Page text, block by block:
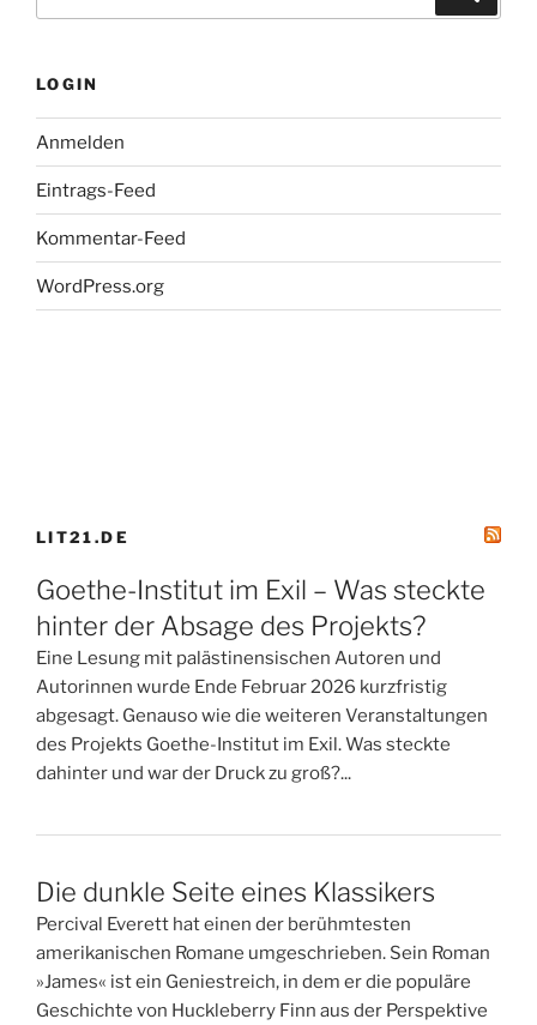
LOGIN
Anmelden
Eintrags-Feed
Kommentar-Feed
WordPress.org
LIT21.DE
Goethe-Institut im Exil – Was steckte
hinter der Absage des Projekts?
Eine Lesung mit palästinensischen Autoren und
Autorinnen wurde Ende Februar 2026 kurzfristig
abgesagt. Genauso wie die weiteren Veranstaltungen
des Projekts Goethe-Institut im Exil. Was steckte
dahinter und war der Druck zu groß?...
Die dunkle Seite eines Klassikers
Percival Everett hat einen der berühmtesten
amerikanischen Romane umgeschrieben. Sein Roman
»James« ist ein Geniestreich, in dem er die populäre
Geschichte von Huckleberry Finn aus der Perspektive